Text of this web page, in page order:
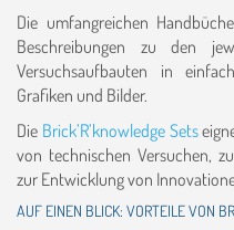
Die umfangreichen
Beschreibungen zu den
Versuchsaufbauten in
Grafiken und Bilder.
Die Brick’R’knowledge Sets
von technischen Versuchen,
zur Entwicklung von
AUF EINEN BLICK: VORTEILE VON